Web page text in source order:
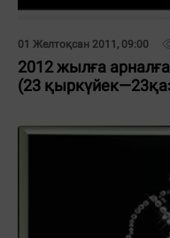
01 Желтоқсан 2011, 09:00
2012 жылға
(23